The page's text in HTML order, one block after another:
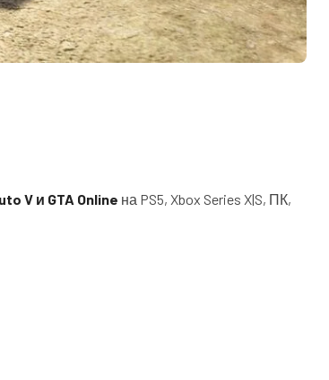
V и GTA Online на PS5, Xbox Series X|S, ПК,